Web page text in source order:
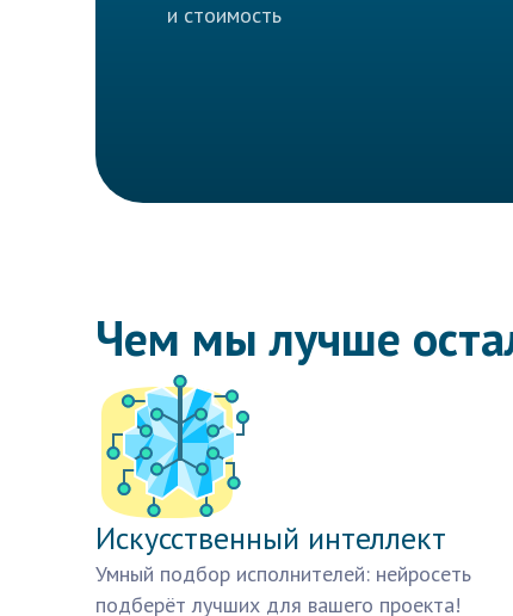
и стоимость
Чем мы лучше
Искусственный интеллект
Умный подбор исполнителей: нейросеть
подберёт лучших для вашего проекта!